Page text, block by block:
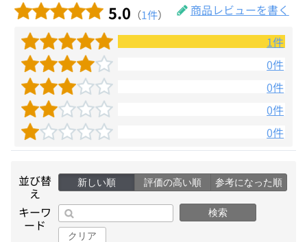
5.0 （1件）
商品レビューを書く
1件
0件
0件
0件
0件
並び替
え
新しい順 評価の高い順 参考になった順
キーワ
ード
検索
クリア